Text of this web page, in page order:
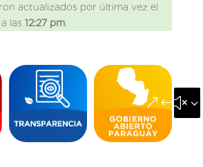
actualizados por última vez el
las 12:27 pm.